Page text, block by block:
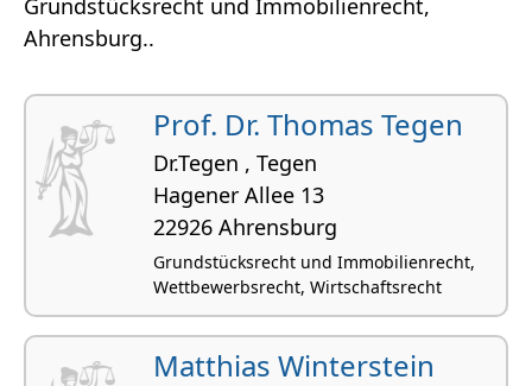
Grundstücksrecht und Immobilienrecht,
Ahrensburg..
Prof. Dr. Thomas Tegen
Dr.Tegen , Tegen
Hagener Allee 13
22926 Ahrensburg
Grundstücksrecht und Immobilienrecht,
Wettbewerbsrecht, Wirtschaftsrecht
Matthias Winterstein